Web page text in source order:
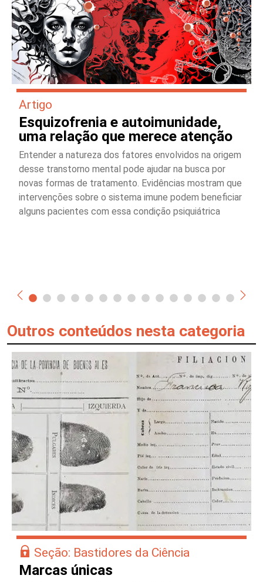
Artigo
Esquizofrenia e autoimunidade,
uma relação que merece atenção
Entender a natureza dos fatores envolvidos na origem
desse transtorno mental pode ajudar na busca por
novas formas de tratamento. Evidências mostram que
intervenções sobre o sistema imune podem beneficiar
alguns pacientes com essa condição psiquiátrica
Outros conteúdos nesta categoria
Seção: Bastidores da Ciência
Marcas únicas